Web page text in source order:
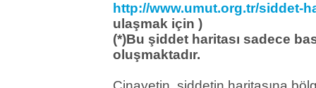
http://www.umut.org.tr/siddet-
ulaşmak için )
(*)Bu şiddet haritası sadece
oluşmaktadır.